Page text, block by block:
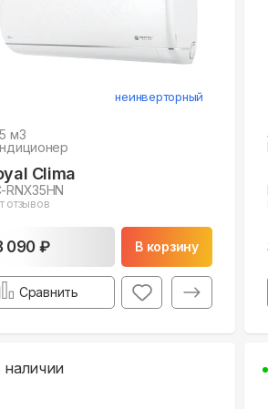
неинверторный
м3
Clima
RNX35HN
отзывов
090 ₽ В корзину
Сравнить
наличии